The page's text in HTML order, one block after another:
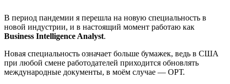
В период пандемии я перешла на новую специальность в
новой индустрии, и в настоящий момент работаю как
Business Intelligence Analyst.
Новая специальность означает больше бумажек, ведь в США
при любой смене работодателей приходится обновлять
международные документы, в моём случае — ОРТ.